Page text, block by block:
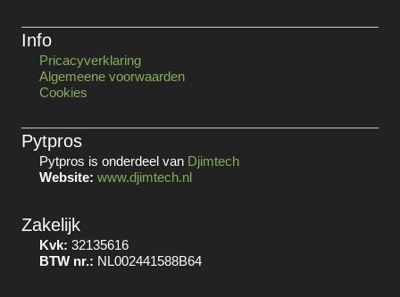
Info
Pricacyverklaring
Algemeene voorwaarden
Cookies
Pytpros
Pytpros is onderdeel van Djimtech
Website: www.djimtech.nl
Zakelijk
Kvk: 32135616
BTW nr.: NL002441588B64